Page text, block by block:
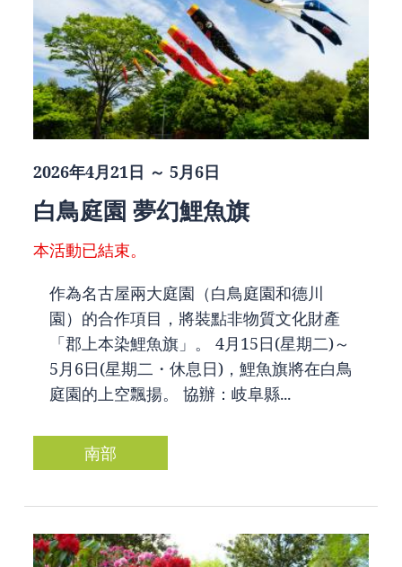
2026年4月21日 ～ 5月6日
白鳥庭園 夢幻鯉魚旗
本活動已結束。
作為名古屋兩大庭園（白鳥庭園和德川
園）的合作項目，將裝點非物質文化財產
「郡上本染鯉魚旗」。 4月15日(星期二)～
5月6日(星期二・休息日)，鯉魚旗將在白鳥
庭園的上空飄揚。 協辦：岐阜縣...
南部